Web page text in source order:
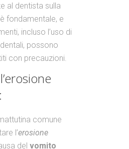
al dentista sulla
fondamentale, e
incluso l’uso di
possono
con precauzioni.
comune
l’erosione
del vomito